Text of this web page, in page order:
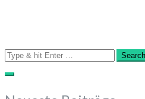
Search
for: